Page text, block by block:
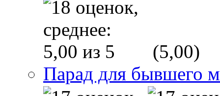
(5,00)
Парад для бывшего